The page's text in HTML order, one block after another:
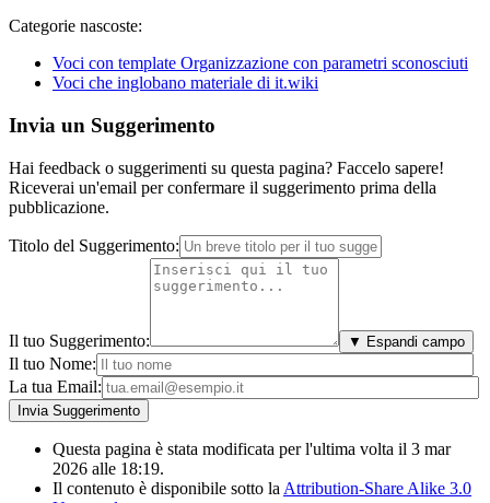
Categorie nascoste:
Voci con template Organizzazione con parametri sconosciuti
Voci che inglobano materiale di it.wiki
Invia un Suggerimento
Hai feedback o suggerimenti su questa pagina? Faccelo sapere!
Riceverai un'email per confermare il suggerimento prima della
pubblicazione.
Titolo del Suggerimento:
Il tuo Suggerimento: ▼ Espandi campo
Il tuo Nome:
La tua Email:
Questa pagina è stata modificata per l'ultima volta il 3 mar
2026 alle 18:19.
Il contenuto è disponibile sotto la Attribution-Share Alike 3.0